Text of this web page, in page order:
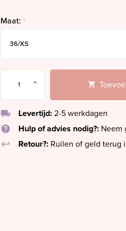
Maat: *
local_shipping Levertijd: 2-5 werkdagen
help
Hulp of advies nodig?: Neem
keyboard_return
Retour?: Ruilen of geld terug